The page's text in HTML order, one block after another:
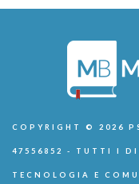
COPYRIGHT © 2026
47556852 - TUTTI I
TECNOLOGIA E